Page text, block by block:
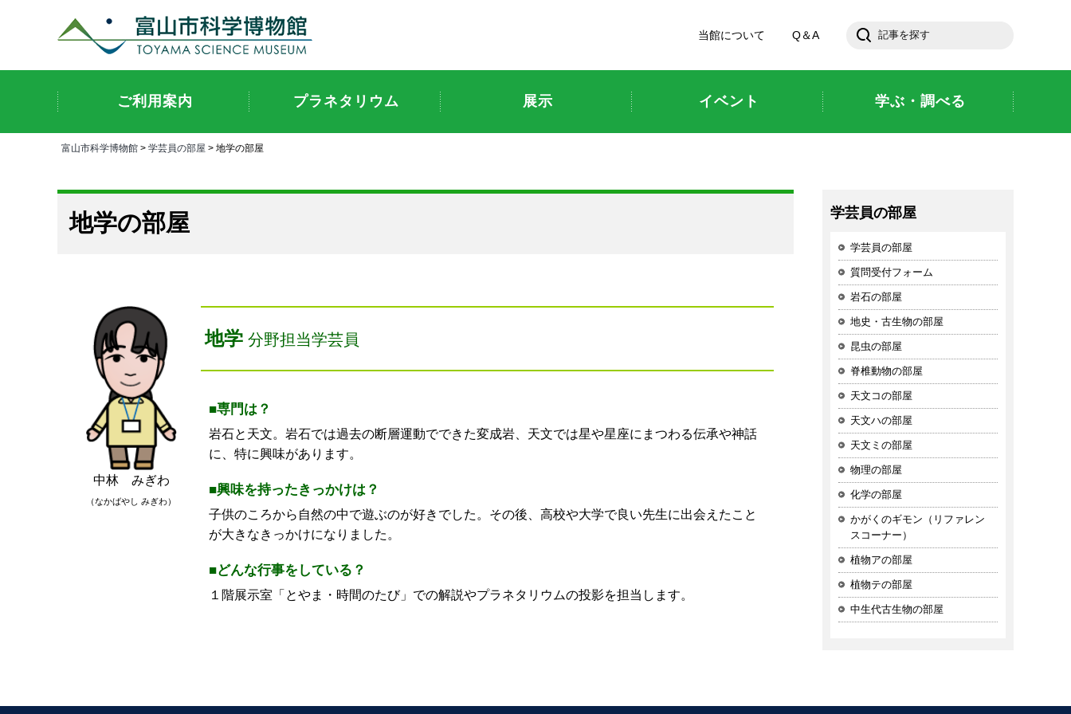
当館について
Q＆A
ご利用案内 プラネタリウム 展示 イベント 学ぶ・調べる
富山市科学博物館 > 学芸員の部屋 > 地学の部屋
地学の部屋
中林 みぎわ
（なかばやし みぎわ）
地学 分野担当学芸員
■専門は？
岩石と天文。岩石では過去の断層運動でできた変成岩、天文では星や星座にまつわる伝承や神話
に、特に興味があります。
■興味を持ったきっかけは？
子供のころから自然の中で遊ぶのが好きでした。その後、高校や大学で良い先生に出会えたこと
が大きなきっかけになりました。
■どんな行事をしている？
１階展示室「とやま・時間のたび」での解説やプラネタリウムの投影を担当します。
学芸員の部屋
学芸員の部屋
質問受付フォーム
岩石の部屋
地史・古生物の部屋
昆虫の部屋
脊椎動物の部屋
天文コの部屋
天文ハの部屋
天文ミの部屋
物理の部屋
化学の部屋
かがくのギモン（リファレン
スコーナー）
植物アの部屋
植物テの部屋
中生代古生物の部屋